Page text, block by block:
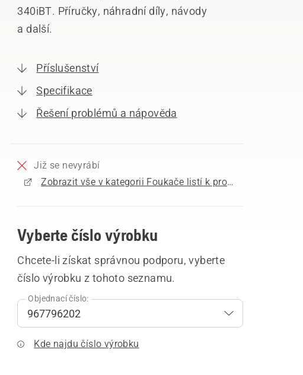
340iBT. Příručky, náhradní díly, návody
a další.
Příslušenství
Specifikace
Řešení problémů a nápověda
Již se nevyrábí
Zobrazit vše v kategorii Foukače listí k prodeji
Vyberte číslo výrobku
Chcete-li získat správnou podporu, vyberte
číslo výrobku z tohoto seznamu.
Objednací číslo:
Kde najdu číslo výrobku